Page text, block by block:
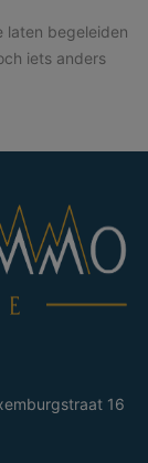
laten begeleiden
iets anders
16